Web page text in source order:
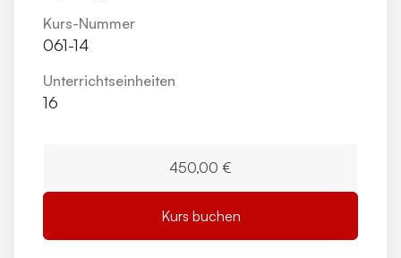
Kurs-Nummer
061-14
Unterrichts­einheiten
16
450,00 €
Kurs buchen